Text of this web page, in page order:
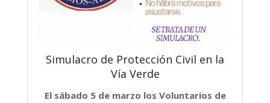
Simulacro de Protección Civil en la
Vía Verde
El sábado 5 de marzo los Voluntarios de